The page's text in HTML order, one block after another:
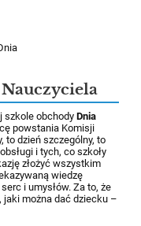
szkole obchodyDnia
powstania Komisji
to dzień szczególny, to
i tych, co szkoły
złożyć wszystkim
wiedzę
i umysłów. Za to, że
jaki można dać dziecku –